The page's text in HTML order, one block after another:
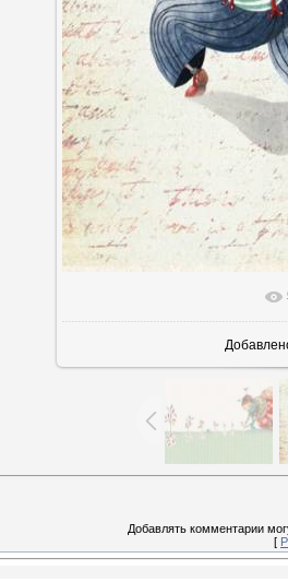
В
Добавлять комментарии
[